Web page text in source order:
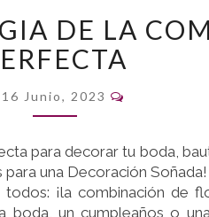
LA
MAGIA
DE
LA
COMBINACIÓN
DE LA
16 Junio, 2023
para decorar tu boda,
una Decoración
¡la combinación de
boda, un cumpleaños o